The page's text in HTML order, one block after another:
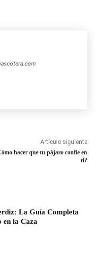
Artículo siguiente
hacer que tu pájaro confíe en
ti?
La Guía Completa
la Caza